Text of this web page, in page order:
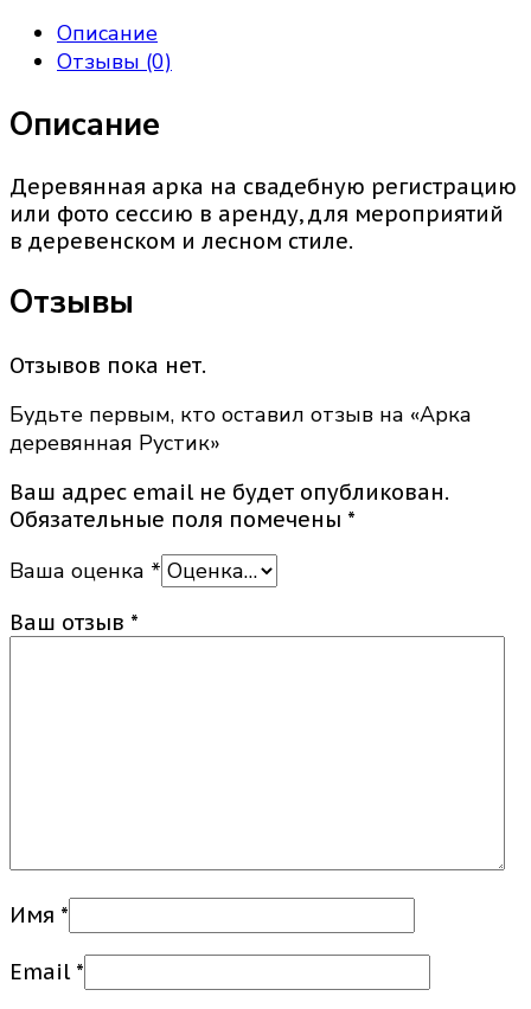
Описание
Отзывы (0)
Описание
Деревянная арка на свадебную регистрацию
или фото сессию в аренду, для мероприятий
в деревенском и лесном стиле.
Отзывы
Отзывов пока нет.
Будьте первым, кто оставил отзыв на «Арка
деревянная Рустик»
Ваш адрес email не будет опубликован.
Обязательные поля помечены *
Ваша оценка *
Ваш отзыв *
Имя *
Email *